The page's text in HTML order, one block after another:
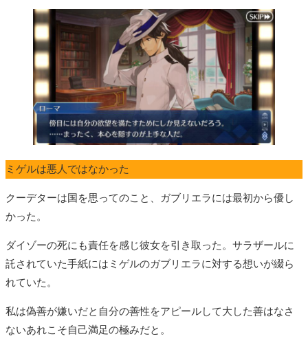
ミゲルは悪人ではなかった
クーデターは国を思ってのこと、ガブリエラには最初から優し
かった。
ダイゾーの死にも責任を感じ彼女を引き取った。サラザールに
託されていた手紙にはミゲルのガブリエラに対する想いが綴ら
れていた。
私は偽善が嫌いだと自分の善性をアピールして大した善はなさ
ないあれこそ自己満足の極みだと。